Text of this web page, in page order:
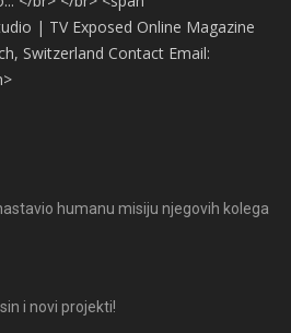
| TV Exposed Online Magazine
Switzerland Contact Email:
humanu misiju njegovih kolega
i novi projekti!